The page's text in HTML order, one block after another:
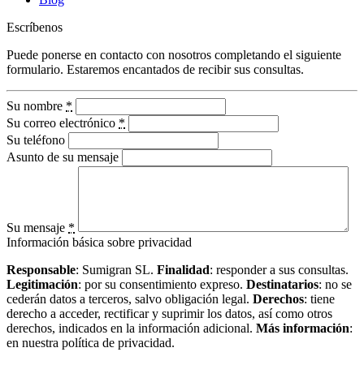
Escríbenos
Puede ponerse en contacto con nosotros completando el siguiente
formulario. Estaremos encantados de recibir sus consultas.
Su nombre *
Su correo electrónico *
Su teléfono
Asunto de su mensaje
Su mensaje *
Información básica sobre privacidad
Responsable: Sumigran SL. Finalidad: responder a sus consultas.
Legitimación: por su consentimiento expreso. Destinatarios: no se
cederán datos a terceros, salvo obligación legal. Derechos: tiene
derecho a acceder, rectificar y suprimir los datos, así como otros
derechos, indicados en la información adicional. Más información:
en nuestra política de privacidad.